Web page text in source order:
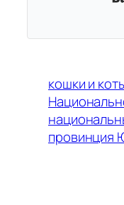
кошки и
провинция